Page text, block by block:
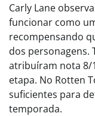
Carly Lane
funcionar como
recompensando
dos personagens.
atribuíram nota 8/
etapa. No Rotten
suficientes para
temporada.